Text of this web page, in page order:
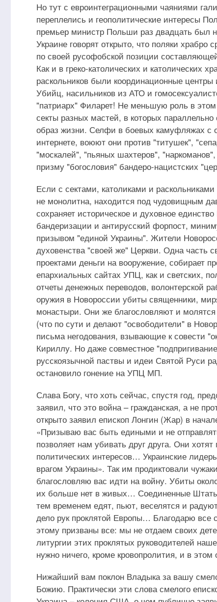
Но тут с евроинтеграционными чаяниями
переплелись и геополитические интересы
премьер министр Польши раз двадцать был
Украине говорят открыто, что поляки
по своей русофобской позиции
Как и в греко-католических и католических
раскольников были координационные
Убийц, насильников из АТО и
"патриарх" Филарет! Не меньшую роль в
секты разных мастей, в которых
образ жизни. Селфи в боевых камуфляжах с
интернете, воюют они против "титушек",
"москалей", "пьяных шахтеров",
призму "богословия" бандеро-нацистских
Если с сектами, католиками и
не монолитна, находится под чудовищным
сохраняет историческое и духовное
бандеризации и антирусский форпост,
призывом "единой Украины". Жители
духовенства "своей же" Церкви. Одна часть
проектами деньги на вооружение, собирает
епархиальных сайтах УПЦ, как и светских,
отчеты денежных переводов, волонтерской
оружия в Новороссии убиты священники,
монастыри. Они же благословляют и
(что по сути и делают "освободители" в
письма негодования, взывающие к совести
Кириллу. Но даже совместное
русскоязычной паствы и идеи Святой Руси
остановило гонение на УПЦ МП.
Слава Богу, что хоть сейчас, спустя год,
заявил, что это война – гражданская, а не
открыто заявил епископ Лонгин (Жар) в
«Призываю вас быть едиными и не
позволяет нам убивать друг друга. Они
политических интересов… Украинские
врагом Украины». Так им продиктовали
благословляю вас идти на войну. Убиты
их больше нет в живых… Соединенные Штаты
тем временем едят, пьют, веселятся и
дело рук проклятой Европы… Благодарю все
этому призваны все: мы не отдаем своих
литургии этих проклятых руководителей
нужно ничего, кроме кровопролития, и в
Нижайший вам поклон Владыка за вашу
Божию. Практически эти слова смелого